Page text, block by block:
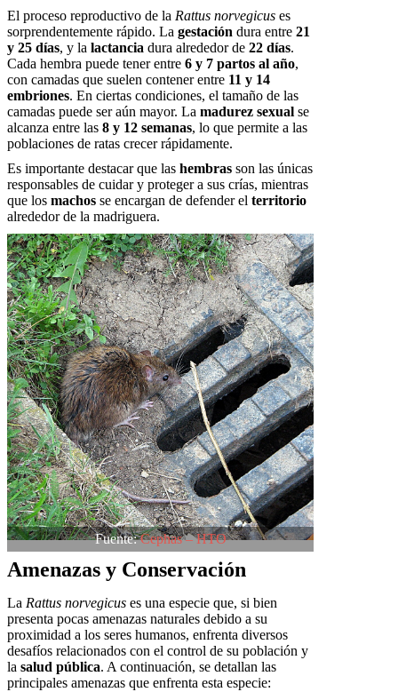
El proceso reproductivo de la Rattus norvegicus es
sorprendentemente rápido. La gestación dura entre 21
y 25 días, y la lactancia dura alrededor de 22 días.
Cada hembra puede tener entre 6 y 7 partos al año,
con camadas que suelen contener entre 11 y 14
embriones. En ciertas condiciones, el tamaño de las
camadas puede ser aún mayor. La madurez sexual se
alcanza entre las 8 y 12 semanas, lo que permite a las
poblaciones de ratas crecer rápidamente.
Es importante destacar que las hembras son las únicas
responsables de cuidar y proteger a sus crías, mientras
que los machos se encargan de defender el territorio
alrededor de la madriguera.
Fuente:Cephas – HTO
Amenazas y Conservación
La Rattus norvegicus es una especie que, si bien
presenta pocas amenazas naturales debido a su
proximidad a los seres humanos, enfrenta diversos
desafíos relacionados con el control de su población y
la salud pública. A continuación, se detallan las
principales amenazas que enfrenta esta especie: